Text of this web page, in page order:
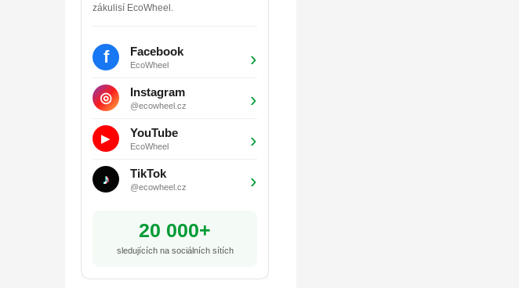
zákulisí EcoWheel.
f Facebook
EcoWheel ›
◎ Instagram
@ecowheel.cz ›
▶ YouTube
EcoWheel ›
♪ TikTok
@ecowheel.cz ›
20 000+
sledujících na sociálních sítích